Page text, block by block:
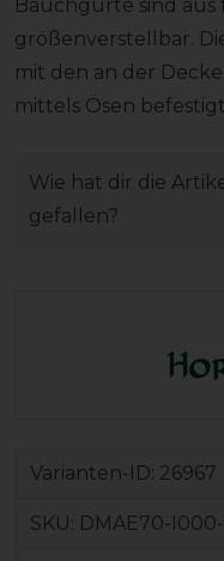
Bauchgurte sind
größenverstellbar.
mit den an der
mittels Ösen
Wie hat dir die
gefallen?
Varianten-ID: 26967
SKU: DMAE70-